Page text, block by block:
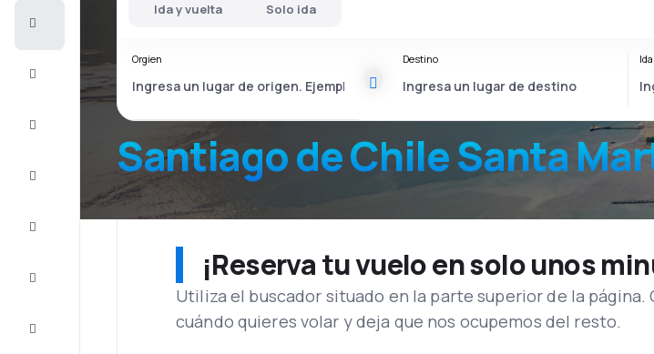
Completa
Santiago de Chile Santa
Ida y vuelta Solo ida
Orgien Destino Ida
¡Reserva tu vuelo en solo unos
Utiliza el buscador situado en la parte superior de la página.
cuándo quieres volar y deja que nos ocupemos del resto.